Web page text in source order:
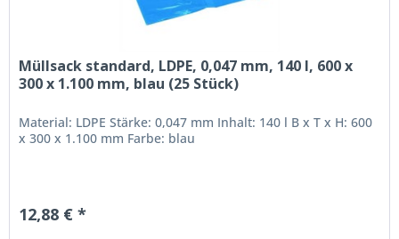
Müllsack standard, LDPE, 0,047 mm, 140 l, 600 x
300 x 1.100 mm, blau (25 Stück)
Material: LDPE Stärke: 0,047 mm Inhalt: 140 l B x T x H: 600
x 300 x 1.100 mm Farbe: blau
12,88 € *